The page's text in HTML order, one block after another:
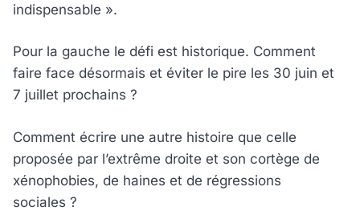
indispensable ».
Pour la gauche le défi est historique. Comment
faire face désormais et éviter le pire les 30 juin et
7 juillet prochains ?
Comment écrire une autre histoire que celle
proposée par l’extrême droite et son cortège de
xénophobies, de haines et de régressions
sociales ?